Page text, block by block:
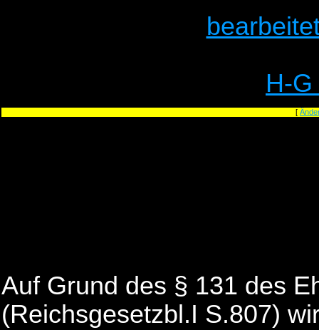
H-
[
Auf Grund des § 131 des
(Reichsgesetzbl.I S.807)